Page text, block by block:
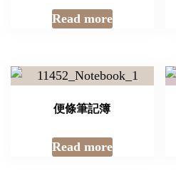
Read more
便條筆記簿
Read more